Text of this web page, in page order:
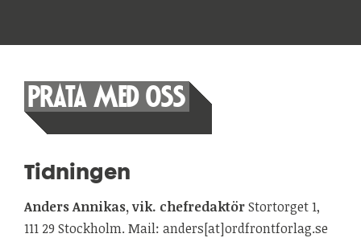
PRATA MED OSS
Tidningen
Anders Annikas, vik. chefredaktörStortorget 1,
111 29 Stockholm. Mail: anders[at]ordfrontforlag.se